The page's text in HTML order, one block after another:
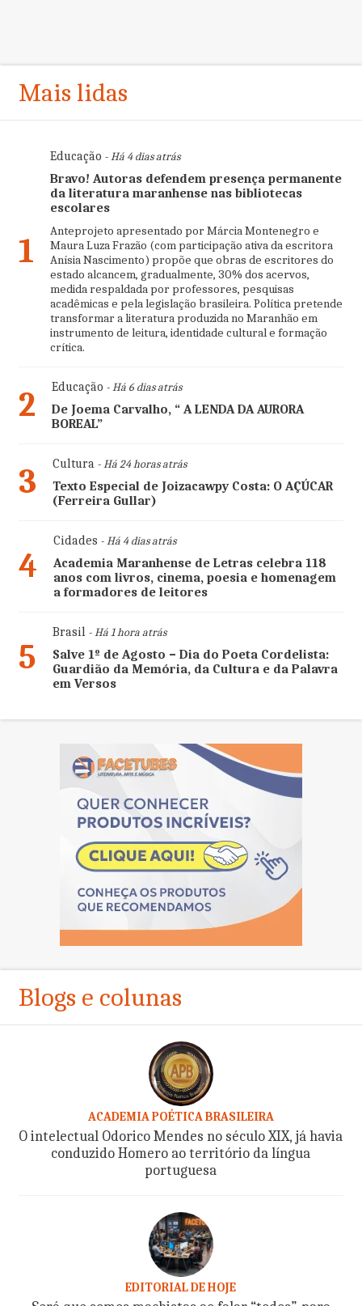
Mais lidas
1
Educação - Há 4 dias atrás
Bravo! Autoras defendem presença permanente
da literatura maranhense nas bibliotecas
escolares
Anteprojeto apresentado por Márcia Montenegro e
Maura Luza Frazão (com participação ativa da escritora
Anísia Nascimento) propõe que obras de escritores do
estado alcancem, gradualmente, 30% dos acervos,
medida respaldada por professores, pesquisas
acadêmicas e pela legislação brasileira. Política pretende
transformar a literatura produzida no Maranhão em
instrumento de leitura, identidade cultural e formação
crítica.
2 Educação - Há 6 dias atrás
De Joema Carvalho, “ A LENDA DA AURORA
BOREAL”
3 Cultura- Há 24 horas atrás
Texto Especial de Joizacawpy Costa: O AÇÚCAR
(Ferreira Gullar)
4
Cidades - Há 4 dias atrás
Academia Maranhense de Letras celebra 118
anos com livros, cinema, poesia e homenagem
a formadores de leitores
5
Brasil- Há 1 hora atrás
Salve 1º de Agosto – Dia do Poeta Cordelista:
Guardião da Memória, da Cultura e da Palavra
em Versos
Blogs e colunas
ACADEMIA POÉTICA BRASILEIRA
O intelectual Odorico Mendes no século XIX, já havia
conduzido Homero ao território da língua
portuguesa
EDITORIAL DE HOJE